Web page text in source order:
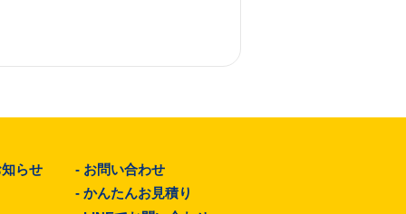
らせ - お問い合わせ
-かんたんお見積り